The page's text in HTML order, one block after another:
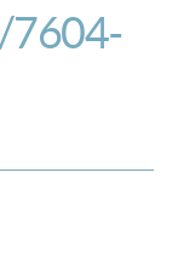
7604-